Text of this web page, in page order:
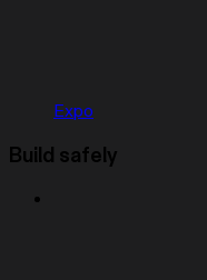
Expo
Build safely